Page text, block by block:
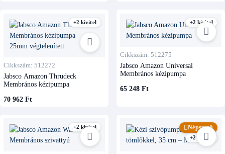
+2 kivitel
Cikkszám: 512272
Jabsco Amazon Thrudeck
Membrános kézipumpa
70 962 Ft
+2 kivitel
Cikkszám: 512275
Jabsco Amazon Universal
Membrános kézipumpa
65 248 Ft
+2 kivitel Népszerű
+2 kivitel